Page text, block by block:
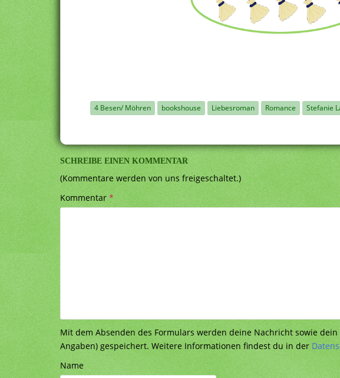
4 Besen/ Möhren bookshouse Liebesroman Romance Stefanie
SCHREIBE EINEN KOMMENTAR
(Kommentare werden von uns freigeschaltet.)
Kommentar*
Mit dem Absenden des Formulars werden deine Nachricht sowie
Angaben) gespeichert. Weitere Informationen findest du in der
Name